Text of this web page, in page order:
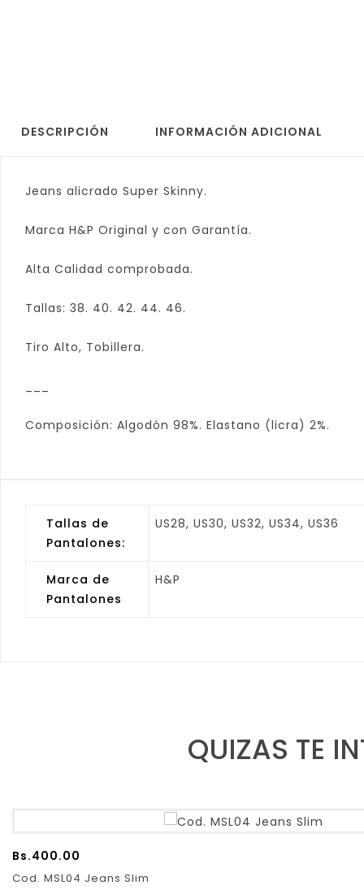
DESCRIPCIÓN INFORMACIÓN ADICIONAL
Jeans alicrado Super Skinny.
Marca H&P Original y con Garantía.
Alta Calidad comprobada.
Tallas: 38. 40. 42. 44. 46.
Tiro Alto, Tobillera.
Composición: Algodón 98%. Elastano (licra) 2%.
Tallas de
Pantalones:
US28, US30, US32, US34, US36
Marca de
Pantalones
H&P
QUIZAS TE
Bs.400.00
Cod. MSL04 Jeans Slim